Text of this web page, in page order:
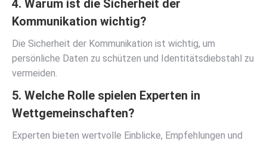
4. Warum ist die Sicherheit der
Kommunikation wichtig?
Die Sicherheit der Kommunikation ist wichtig, um
persönliche Daten zu schützen und Identitätsdiebstahl zu
vermeiden.
5. Welche Rolle spielen Experten in
Wettgemeinschaften?
Experten bieten wertvolle Einblicke, Empfehlungen und